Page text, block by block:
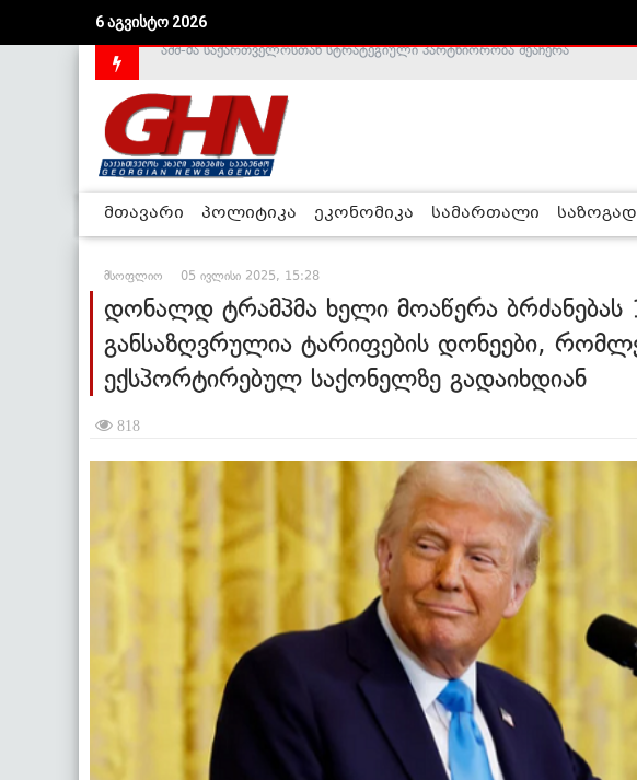
6 აგვისტო 2026
საქართველოს დე-ფაქტო მთავრობა არალეგიტიმურია - ჰელსინკის
მთავარი პოლიტიკა ეკონომიკა სამართალი
მსოფლიო 05 ივლისი 2025, 15:28
დონალდ ტრამპმა ხელი მოაწერა ბრძანებას
განსაზღვრულია ტარიფების დონეები,
ექსპორტირებულ საქონელზე გადაიხდიან
818